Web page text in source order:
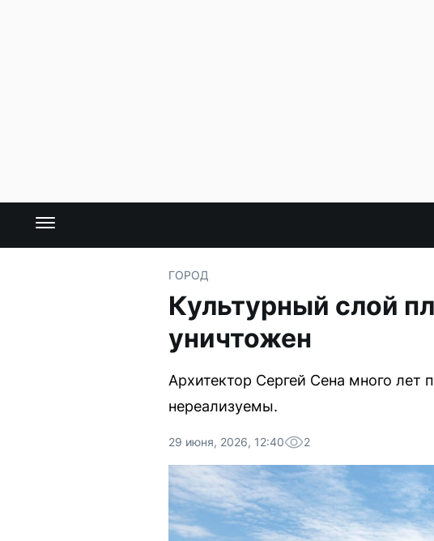
ГОРОД
Культурный слой
уничтожен
Архитектор Сергей Сена много лет
нереализуемы.
29 июня, 2026, 12:40 2